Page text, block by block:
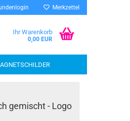
Merkzettel
Ihr Warenkorb
0,00 EUR
gemischt - Logo